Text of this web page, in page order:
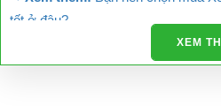
tốt ở đâu?
Để được tư vấn thêm về cách sử
XEM